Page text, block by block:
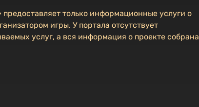
только информационные услуги о
игры. У портала отсутствует
услуг, а вся информация о проекте собрана